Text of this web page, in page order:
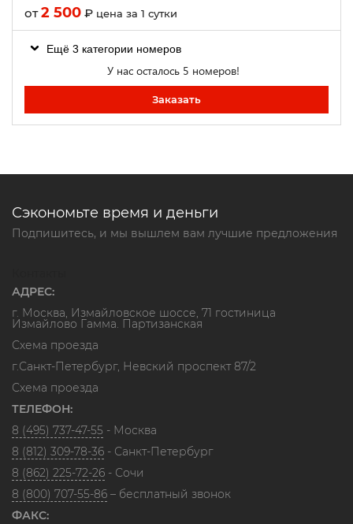
от2 500 ₽ цена за 1 сутки
Ещё 3 категории номеров
У нас осталось 5 номеров!
Заказать
Сэкономьте время и деньги
Подпишитесь, и мы вышлем вам лучшие предложения
АДРЕС:
г. Москва, Измайловское шоссе, 71 гостиница
Измайлово Гамма. Партизанская
Схема проезда
г.Санкт-Петербург, Невский проспект 87/2
Схема проезда
ТЕЛЕФОН:
8 (495) 737-47-55 - Москва
8 (812) 309-78-36 - Санкт-Петербург
8 (862) 225-72-26 - Сочи
8 (800) 707-55-86 – бесплатный звонок
ФАКС: